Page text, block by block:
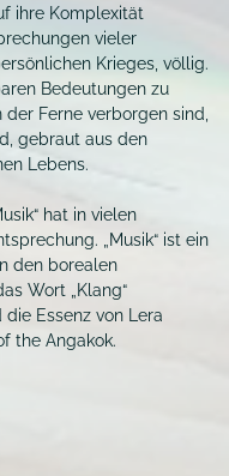
ihre Komplexität
vieler
Krieges, völlig.
Bedeutungen zu
Ferne verborgen sind,
gebraut aus den
Lebens.
hat in vielen
„Musik“ ist ein
den borealen
Wort „Klang“
Essenz von Lera
the Angakok.